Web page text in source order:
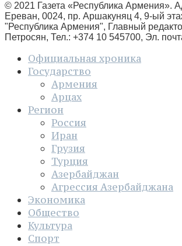
© 2021 Газета «Республика Армения».
Ереван, 0024, пр. Аршакуняц 4, 9-ый
"Республика Армения", Главный
Петросян, Тел.: +374 10 545700, Эл.
Официальная хроника
Государство
Армения
Арцах
Регион
Россия
Иран
Грузия
Турция
Азербайджан
Агрессия Азербайджана
Экономика
Общество
Культура
Спорт